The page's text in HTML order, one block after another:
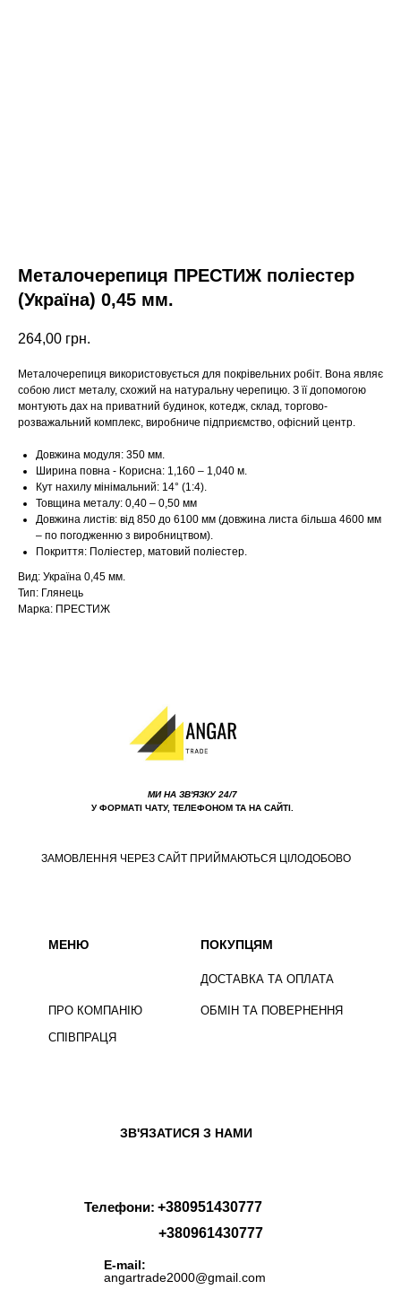
Металочерепиця ПРЕСТИЖ поліестер
(Україна) 0,45 мм.
264,00 грн.
Металочерепиця використовується для покрівельних робіт. Вона являє
собою лист металу, схожий на натуральну черепицю. З її допомогою
монтують дах на приватний будинок, котедж, склад, торгово-
розважальний комплекс, виробниче підприємство, офісний центр.
Довжина модуля: 350 мм.
Ширина повна - Корисна: 1,160 – 1,040 м.
Кут нахилу мінімальний: 14° (1:4).
Товщина металу: 0,40 – 0,50 мм
Довжина листів: від 850 до 6100 мм (довжина листа більша 4600 мм
– по погодженню з виробництвом).
Покриття: Поліестер, матовий поліестер.
Вид: Україна 0,45 мм.
Тип: Глянець
Марка: ПРЕСТИЖ
ПРО КОМПАНІЮ
СПІВПРАЦЯ
ДОСТАВКА ТА ОПЛАТА
ОБМІН ТА ПОВЕРНЕННЯ
ПОКУПЦЯМ
МИ НА ЗВ'ЯЗКУ 24/7
У ФОРМАТІ ЧАТУ, ТЕЛЕФОНОМ ТА НА САЙТІ.
ЗВ'ЯЗАТИСЯ З НАМИ
Телефони:
МЕНЮ
E-mail:
angartrade2000@gmail.com
ЗАМОВЛЕННЯ ЧЕРЕЗ САЙТ ПРИЙМАЮТЬСЯ ЦІЛОДОБОВО
+380951430777
+380961430777